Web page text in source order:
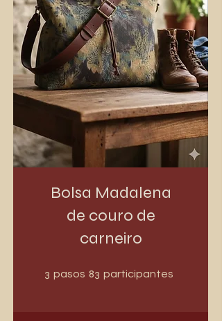
Bolsa Madalena
de couro de
carneiro
3 pasos 3 pasos
83 participantes